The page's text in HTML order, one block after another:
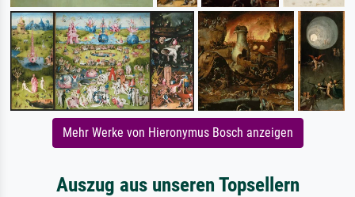
Mehr Werke von Hieronymus Bosch anzeigen
Auszug aus unseren Topsellern